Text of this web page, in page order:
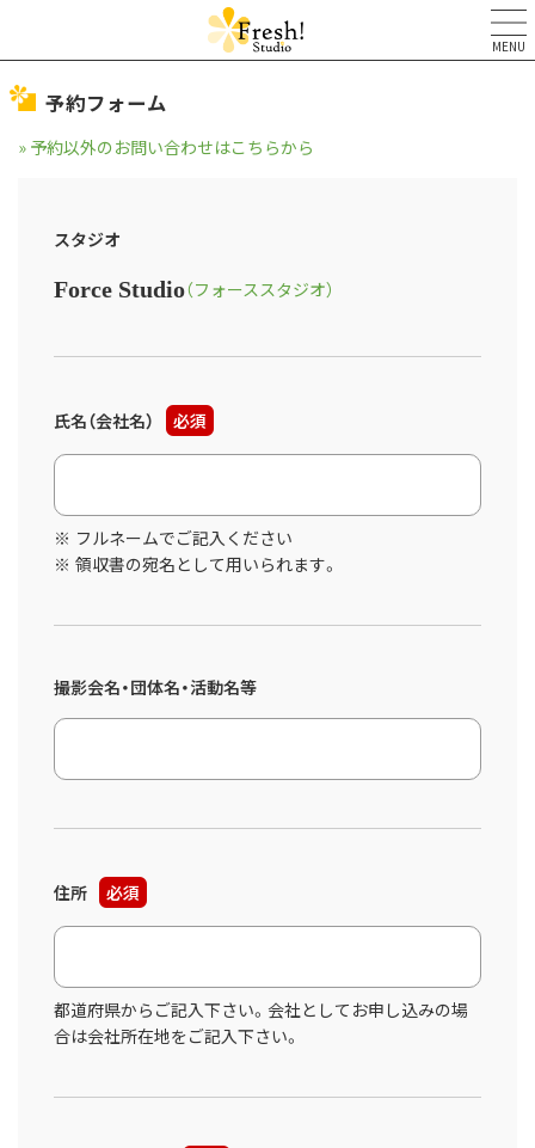
MENU
予約フォーム
» 予約以外のお問い合わせはこちらから
スタジオ
Force Studio（フォーススタジオ）
氏名（会社名） 必須
フルネームでご記入ください
領収書の宛名として用いられます。
撮影会名・団体名・活動名等
住所 必須
都道府県からご記入下さい。会社としてお申し込みの場
合は会社所在地をご記入下さい。